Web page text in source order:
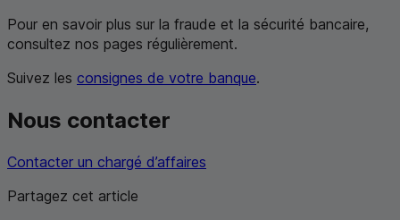
Pour en savoir plus sur la fraude et la sécurité bancaire,
consultez nos pages régulièrement.
Suivez les consignes de votre banque.
Nous contacter
Contacter un chargé d’affaires
Partagez cet article